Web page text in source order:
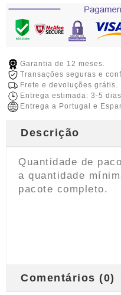
Garantia de 12 meses.
Transações seguras e
Frete e devoluções grátis.
Entrega estimada: 3-5
Entrega a Portugal e
Descrição
Quantidade de
a quantidade
pacote completo.
Comentários (0)